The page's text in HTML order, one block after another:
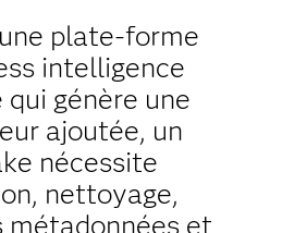
plate-forme
intelligence
génère une
ajoutée, un
nécessite
nettoyage,
métadonnées et